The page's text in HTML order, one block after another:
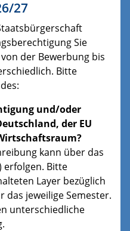
27
Sie
der Bewerbung bis
Bitte
und/oder
der EU
kann über das
erfolgen. Bitte
Layer bezüglich
das jeweilige Semester.
unterschiedliche